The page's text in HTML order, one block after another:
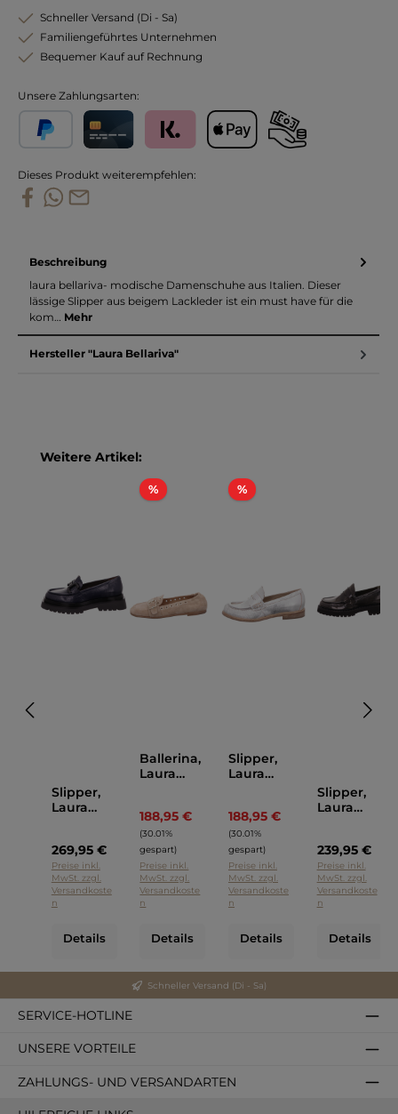
Schneller Versand (Di - Sa)
Familiengeführtes Unternehmen
Bequemer Kauf auf Rechnung
Unsere Zahlungsarten:
Dieses Produkt weiterempfehlen:
Beschreibung
laura bellariva- modische Damenschuhe aus Italien. Dieser
lässige Slipper aus beigem Lackleder ist ein must have für die
kom… Mehr
Hersteller "Laura Bellariva"
Produktgalerie überspringen
Weitere Artikel:
Slipper,
Laura
269,95 €
Preise inkl.
MwSt. zzgl.
Versandkoste
n
Details
%Rabatt
Ballerina,
Laura
188,95 €
Regulärer Preis:
(30.01%
gespart)
Preise inkl.
MwSt. zzgl.
Versandkoste
n
Details
%Rabatt
Slipper,
Laura
188,95 €
Regulärer Preis:
(30.01%
gespart)
Preise inkl.
MwSt. zzgl.
Versandkoste
n
Details
Slipper,
Laura
239,95 €
Preise inkl.
MwSt. zzgl.
Versandkoste
n
Details
Schneller Versand (Di - Sa)
SERVICE-HOTLINE
UNSERE VORTEILE
ZAHLUNGS- UND VERSANDARTEN